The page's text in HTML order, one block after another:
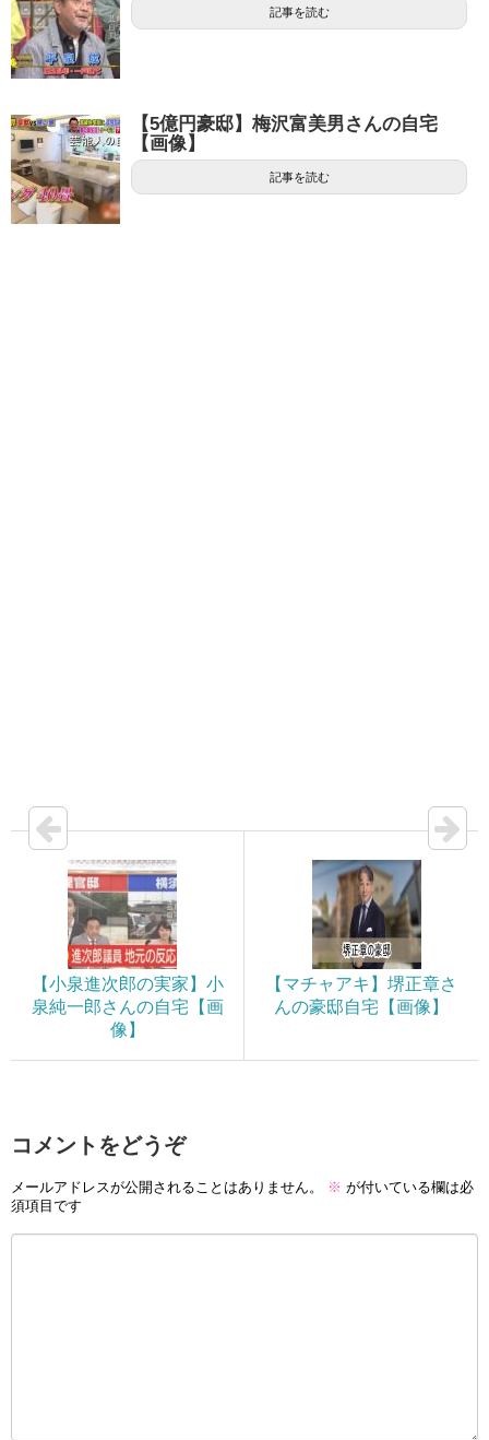
記事を読む
【5億円豪邸】梅沢富美男さんの自宅
【画像】
記事を読む
【小泉進次郎の実家】小
泉純一郎さんの自宅【画
像】
【マチャアキ】堺正章さ
んの豪邸自宅【画像】
コメントをどうぞ
メールアドレスが公開されることはありません。 ※ が付いている欄は必
須項目です